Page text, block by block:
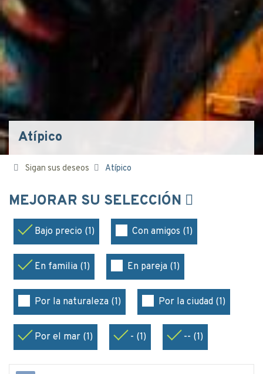
Atípico
Sigan sus deseos Atípico
MEJORAR SU SELECCIÓN
Bajo precio (1) Con amigos (1)
En familia (1) En pareja (1)
Por la naturaleza (1) Por la ciudad (1)
Por el mar (1) - (1) -- (1)